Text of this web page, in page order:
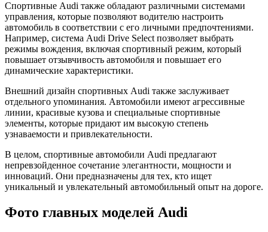
Спортивные Audi также обладают различными системами
управления, которые позволяют водителю настроить
автомобиль в соответствии с его личными предпочтениями.
Например, система Audi Drive Select позволяет выбрать
режимы вождения, включая спортивный режим, который
повышает отзывчивость автомобиля и повышает его
динамические характеристики.
Внешний дизайн спортивных Audi также заслуживает
отдельного упоминания. Автомобили имеют агрессивные
линии, красивые кузова и специальные спортивные
элементы, которые придают им высокую степень
узнаваемости и привлекательности.
В целом, спортивные автомобили Audi предлагают
непревзойденное сочетание элегантности, мощности и
инноваций. Они предназначены для тех, кто ищет
уникальный и увлекательный автомобильный опыт на дороге.
Фото главных моделей Audi